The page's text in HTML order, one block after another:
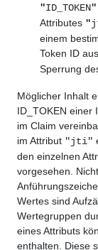
"ID_TOKEN"
Attributes "
einem
Token ID
Sperrung
Möglicher Inhalt
ID_TOKEN einer
im Claim
im Attribut "jti"
den einzelnen
vorgesehen.
Wertes sind
Wertegruppen
eines Attributs
enthalten. Diese